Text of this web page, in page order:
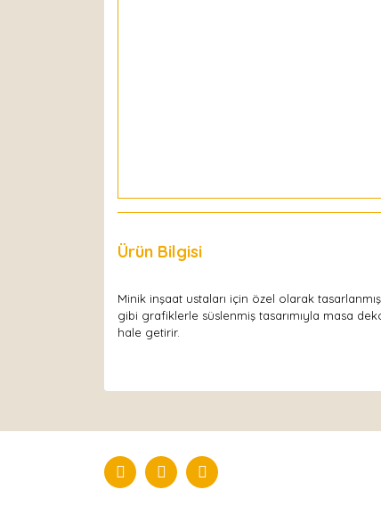
Ürün Bilgisi
Minik inşaat ustaları için özel olarak tasarlanmış
gibi grafiklerle süslenmiş tasarımıyla masa
hale getirir.